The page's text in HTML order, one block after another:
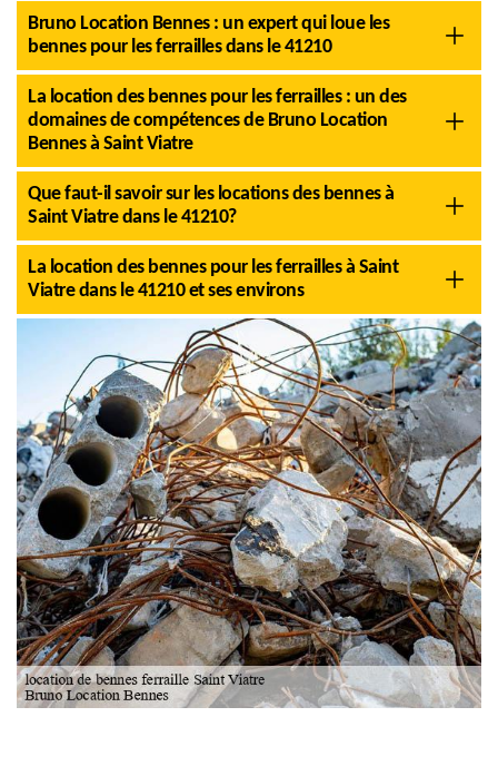
Bruno Location Bennes : un expert qui loue les
bennes pour les ferrailles dans le 41210
La location des bennes pour les ferrailles : un des
domaines de compétences de Bruno Location
Bennes à Saint Viatre
Que faut-il savoir sur les locations des bennes à
Saint Viatre dans le 41210?
La location des bennes pour les ferrailles à Saint
Viatre dans le 41210 et ses environs